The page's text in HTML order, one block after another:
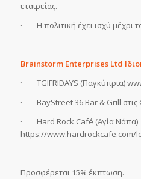
εταιρείας.
· Η πολιτική έχει ισχύ μέχρι
Brainstorm Enterprises Ltd
· TGIFRIDAYS (Παγκύπρια)
· BayStreet 36 Bar & Grill στις
· Hard Rock Café (Αγία Νάπα)
https://www.hardrockcafe.com/
Προσφέρεται 15% έκπτωση.